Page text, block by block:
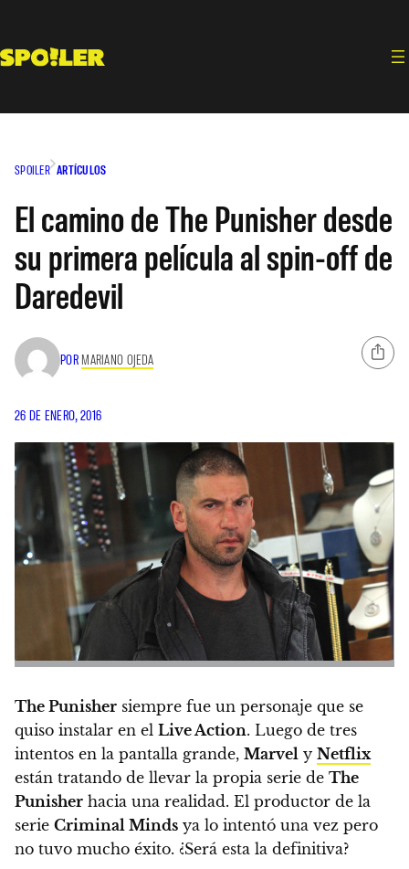
contenido
SPOILER ARTÍCULOS
El camino de The Punisher desde
su primera película al spin-off de
Daredevil
POR MARIANO OJEDA
26 DE ENERO, 2016
The Punisher siempre fue un personaje que se
quiso instalar en el Live Action. Luego de tres
intentos en la pantalla grande, Marvel y Netflix
están tratando de llevar la propia serie de The
Punisher hacia una realidad. El productor de la
serie Criminal Minds ya lo intentó una vez pero
no tuvo mucho éxito. ¿Será esta la definitiva?